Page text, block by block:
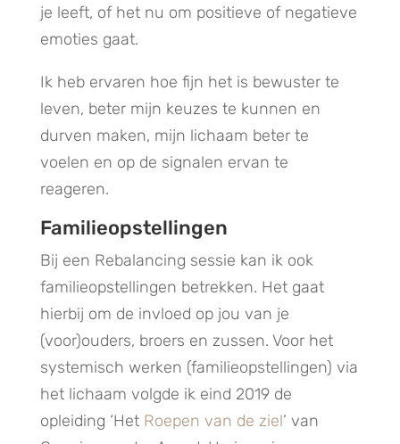
je leeft, of het nu om positieve of negatieve
emoties gaat.
Ik heb ervaren hoe fijn het is bewuster te
leven, beter mijn keuzes te kunnen en
durven maken, mijn lichaam beter te
voelen en op de signalen ervan te
reageren.
Familieopstellingen
Bij een Rebalancing sessie kan ik ook
familieopstellingen betrekken. Het gaat
hierbij om de invloed op jou van je
(voor)ouders, broers en zussen. Voor het
systemisch werken (familieopstellingen) via
het lichaam volgde ik eind 2019 de
opleiding ‘Het Roepen van de ziel’ van